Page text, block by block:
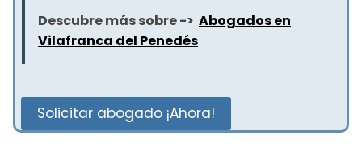
Descubre más sobre -> Abogados en
Vilafranca del Penedés
Solicitar abogado ¡Ahora!